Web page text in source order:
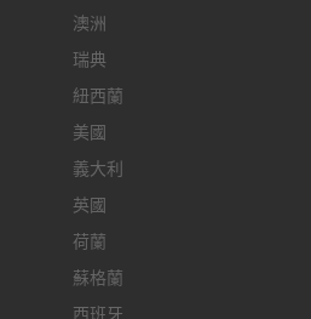
澳洲
瑞典
紐西蘭
美國
義大利
英國
荷蘭
蘇格蘭
西班牙